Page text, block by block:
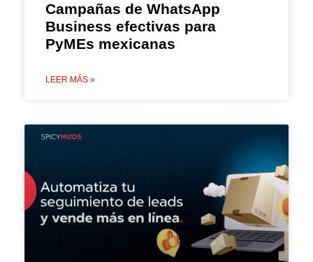
Campañas de WhatsApp
Business efectivas para
PyMEs mexicanas
LEER MÁS »